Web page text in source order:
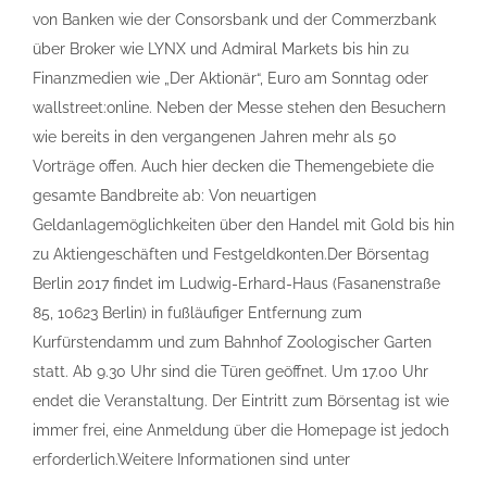
von Banken wie der Consorsbank und der Commerzbank
über Broker wie LYNX und Admiral Markets bis hin zu
Finanzmedien wie „Der Aktionär“, Euro am Sonntag oder
wallstreet:online. Neben der Messe stehen den Besuchern
wie bereits in den vergangenen Jahren mehr als 50
Vorträge offen. Auch hier decken die Themengebiete die
gesamte Bandbreite ab: Von neuartigen
Geldanlagemöglichkeiten über den Handel mit Gold bis hin
zu Aktiengeschäften und Festgeldkonten.Der Börsentag
Berlin 2017 findet im Ludwig-Erhard-Haus (Fasanenstraße
85, 10623 Berlin) in fußläufiger Entfernung zum
Kurfürstendamm und zum Bahnhof Zoologischer Garten
statt. Ab 9.30 Uhr sind die Türen geöffnet. Um 17.00 Uhr
endet die Veranstaltung. Der Eintritt zum Börsentag ist wie
immer frei, eine Anmeldung über die Homepage ist jedoch
erforderlich.Weitere Informationen sind unter